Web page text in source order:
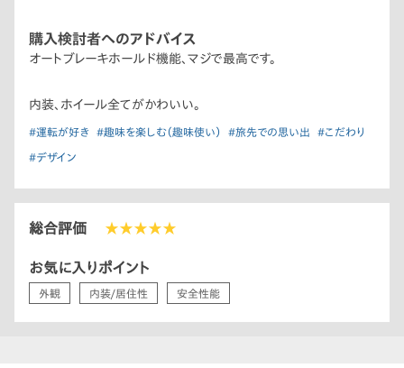
購入検討者へのアドバイス
オートブレーキホールド機能、マジで最高です。
内装、ホイール全てがかわいい。
#運転が好き #趣味を楽しむ（趣味使い） #旅先での思い出 #こだわり
#デザイン
総合評価 ★★★★★
お気に入りポイント
外観 内装/居住性 安全性能